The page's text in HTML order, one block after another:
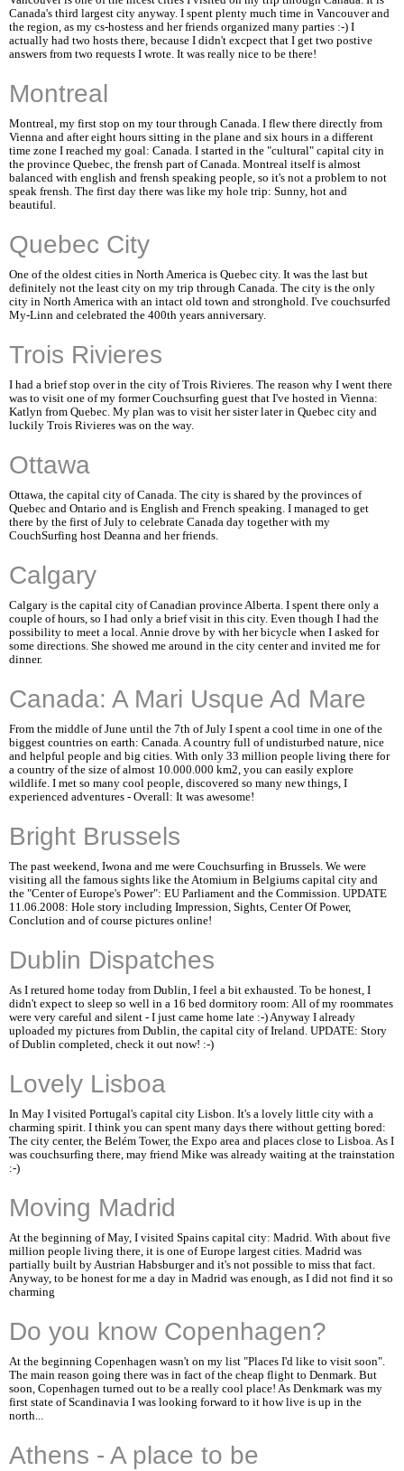
Canada's third largest city anyway. I spent plenty much time in Vancouver and
the region, as my cs-hostess and her friends organized many parties :-) I
actually had two hosts there, because I didn't excpect that I get two postive
answers from two requests I wrote. It was really nice to be there!
Montreal
Montreal, my first stop on my tour through Canada. I flew there directly from
Vienna and after eight hours sitting in the plane and six hours in a different
time zone I reached my goal: Canada. I started in the "cultural" capital city in
the province Quebec, the frensh part of Canada. Montreal itself is almost
balanced with english and frensh speaking people, so it's not a problem to not
speak frensh. The first day there was like my hole trip: Sunny, hot and
beautiful.
Quebec City
One of the oldest cities in North America is Quebec city. It was the last but
definitely not the least city on my trip through Canada. The city is the only
city in North America with an intact old town and stronghold. I've couchsurfed
My-Linn and celebrated the 400th years anniversary.
Trois Rivieres
I had a brief stop over in the city of Trois Rivieres. The reason why I went there
was to visit one of my former Couchsurfing guest that I've hosted in Vienna:
Katlyn from Quebec. My plan was to visit her sister later in Quebec city and
luckily Trois Rivieres was on the way.
Ottawa
Ottawa, the capital city of Canada. The city is shared by the provinces of
Quebec and Ontario and is English and French speaking. I managed to get
there by the first of July to celebrate Canada day together with my
CouchSurfing host Deanna and her friends.
Calgary
Calgary is the capital city of Canadian province Alberta. I spent there only a
couple of hours, so I had only a brief visit in this city. Even though I had the
possibility to meet a local. Annie drove by with her bicycle when I asked for
some directions. She showed me around in the city center and invited me for
dinner.
Canada: A Mari Usque Ad Mare
From the middle of June until the 7th of July I spent a cool time in one of the
biggest countries on earth: Canada. A country full of undisturbed nature, nice
and helpful people and big cities. With only 33 million people living there for
a country of the size of almost 10.000.000 km2, you can easily explore
wildlife. I met so many cool people, discovered so many new things, I
experienced adventures - Overall: It was awesome!
Bright Brussels
The past weekend, Iwona and me were Couchsurfing in Brussels. We were
visiting all the famous sights like the Atomium in Belgiums capital city and
the "Center of Europe's Power": EU Parliament and the Commission. UPDATE
11.06.2008: Hole story including Impression, Sights, Center Of Power,
Conclution and of course pictures online!
Dublin Dispatches
As I retured home today from Dublin, I feel a bit exhausted. To be honest, I
didn't expect to sleep so well in a 16 bed dormitory room: All of my roommates
were very careful and silent - I just came home late :-) Anyway I already
uploaded my pictures from Dublin, the capital city of Ireland. UPDATE: Story
of Dublin completed, check it out now! :-)
Lovely Lisboa
In May I visited Portugal's capital city Lisbon. It's a lovely little city with a
charming spirit. I think you can spent many days there without getting bored:
The city center, the Belém Tower, the Expo area and places close to Lisboa. As I
was couchsurfing there, may friend Mike was already waiting at the trainstation
:-)
Moving Madrid
At the beginning of May, I visited Spains capital city: Madrid. With about five
million people living there, it is one of Europe largest cities. Madrid was
partially built by Austrian Habsburger and it's not possible to miss that fact.
Anyway, to be honest for me a day in Madrid was enough, as I did not find it so
charming
Do you know Copenhagen?
At the beginning Copenhagen wasn't on my list "Places I'd like to visit soon".
The main reason going there was in fact of the cheap flight to Denmark. But
soon, Copenhagen turned out to be a really cool place! As Denkmark was my
first state of Scandinavia I was looking forward to it how live is up in the
north...
Athens - A place to be